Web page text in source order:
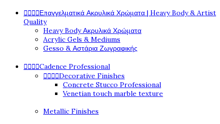
Επαγγελματικά Ακρυλικά Χρώματα | Heavy Body & Artist
Quality
Heavy Body Ακρυλικά Χρώματα
Acrylic Gels & Mediums
Gesso & Αστάρια Ζωγραφικής
Cadence Professional
Decorative Finishes
Concrete Stucco Professional
Venetian touch marble texture
Metallic Finishes